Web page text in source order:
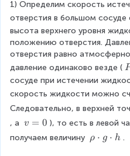
D
el
t
a
t
d
o
t
h
_
2
-
h
o
\
o
t
v
_
2
\
c
d
o
d
o
t
h
_
1
+
\f
r
g
\
c
d
o
t
h
+
\f
d
o
t
g
\
c
d
o
t
o
\
c
d
o
t
g
\
1) Определим скорость
отверстия в большом
высота верхнего уровня
положению отверстия.
отверстия равно
давление одинаково везде (
0
сосуде при истечении
скорость жидкости можно
Следовательно, в верхней
, а v
=
v = 0 ), то есть в левой
получаем величину \
ρ ⋅ g ⋅ h .